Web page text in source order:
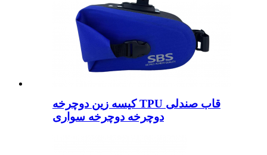
کیسه زین دوچرخه TPU قاب صندلی
دوچرخه دوچرخه سواری